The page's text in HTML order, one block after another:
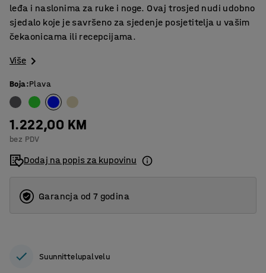
leđa i naslonima za ruke i noge. Ovaj trosjed nudi udobno
sjedalo koje je savršeno za sjedenje posjetitelja u vašim
čekaonicama ili recepcijama.
Više
Boja:Plava
1.222,00 KM
bez PDV
Dodaj na popis za kupovinu
Garancja od 7 godina
Suunnittelupalvelu